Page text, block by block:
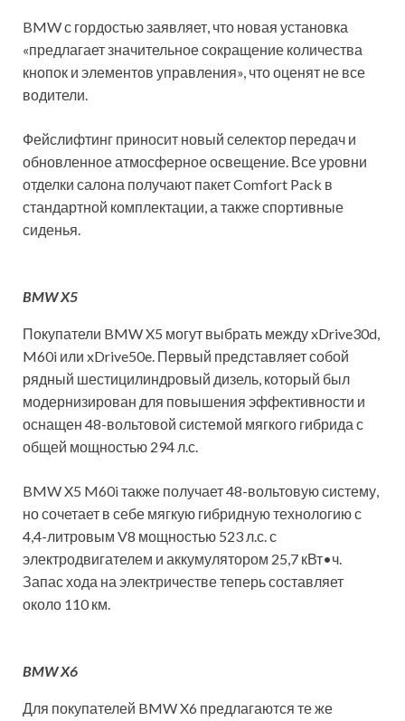
BMW с гордостью заявляет, что новая установка
«предлагает значительное сокращение количества
кнопок и элементов управления», что оценят не все
водители.
Фейслифтинг приносит новый селектор передач и
обновленное атмосферное освещение. Все уровни
отделки салона получают пакет Comfort Pack в
стандартной комплектации, а также спортивные
сиденья.
BMW X5
Покупатели BMW X5 могут выбрать между xDrive30d,
M60i или xDrive50e. Первый представляет собой
рядный шестицилиндровый дизель, который был
модернизирован для повышения эффективности и
оснащен 48-вольтовой системой мягкого гибрида с
общей мощностью 294 л.с.
BMW X5 M60i также получает 48-вольтовую систему,
но сочетает в себе мягкую гибридную технологию с
4,4-литровым V8 мощностью 523 л.с. с
электродвигателем и аккумулятором 25,7 кВт•ч.
Запас хода на электричестве теперь составляет
около 110 км.
BMW X6
Для покупателей BMW X6 предлагаются те же